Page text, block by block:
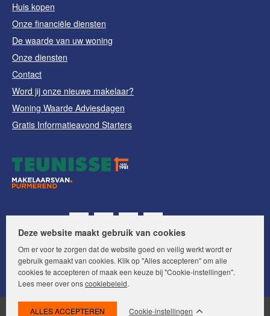
Huis kopen
Onze financiële diensten
De waarde van uw woning
Onze diensten
Contact
Word jij onze nieuwe makelaar?
Woning Waarde Adviesdagen
Gratis Informatieavond Starters
© Makelaars van Purmerend. Alle rechten voorbehouden.
Deze website maakt gebruik van cookies
Om er voor te zorgen dat de website goed en veilig werkt wordt er
gebruik gemaakt van cookies. Klik op "Alles accepteren" om alle
cookies te accepteren of maak een keuze bij "Cookie-instellingen".
Lees meer over onscookiebeleid.
Cookie-instellingen